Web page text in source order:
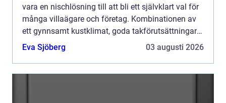
vara en nischlösning till att bli ett självklart val för
många villaägare och företag. Kombinationen av
ett gynnsamt kustklimat, goda takförutsättningar
och en växande lokal klimatmedvetenhet gö...
Eva Sjöberg 03 augusti 2026